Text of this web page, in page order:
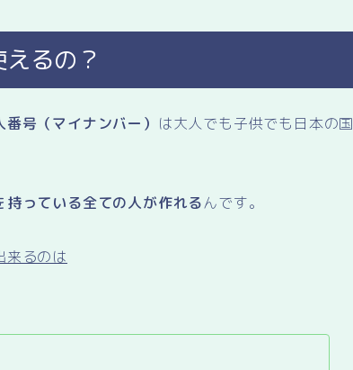
るの？
番号（マイナンバー） は大人でも子供でも日本の国
っている全ての人が作れるんです。
来るのは